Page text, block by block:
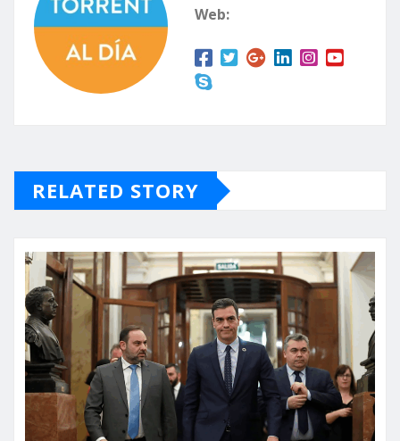
Web:
RELATED STORY